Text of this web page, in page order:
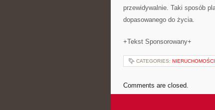
przewidywalnie. Taki sposób
dopasowanego do życia.
+Tekst Sponsorowany+
CATEGORIES: NIERUCHOMOŚCI
Comments are closed.